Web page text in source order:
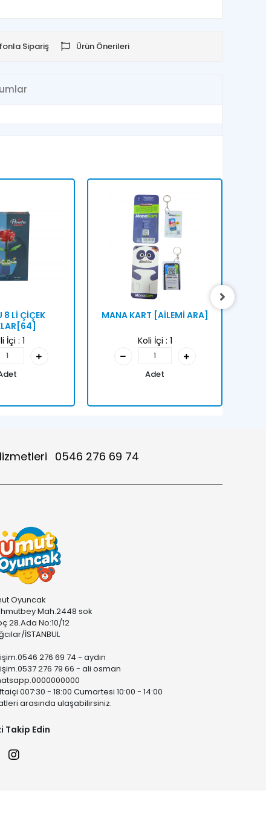
Sipariş Ürün Önerileri
8 Lİ ÇİÇEK
İçi : 1
MANA KART [AİLEMİ ARA]
Koli İçi : 1
Adet
0546 276 69 74
Oyuncak
Mah.2448 sok
28.Ada No:10/12
İSTANBUL
276 69 74 - aydın
276 79 66 - ali osman
007:30 - 18:00 Cumartesi 10:00 - 14:00
arasında ulaşabilirsiniz.
Takip Edin